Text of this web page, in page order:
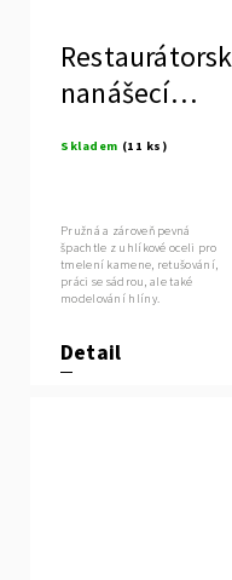
Restaurátorská
nanášecí
Skladem (11 ks)
Detail
Pružná a zároveň pevná
špachtle z uhlíkové oceli pro
tmelení kamene, retušování,
práci se sádrou, ale také
modelování hlíny.